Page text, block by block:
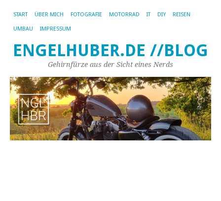
START ÜBER MICH FOTOGRAFIE MOTORRAD IT DIY REISEN
UMBAU IMPRESSUM
ENGELHUBER.DE //BLOG
Gehirnfürze aus der Sicht eines Nerds